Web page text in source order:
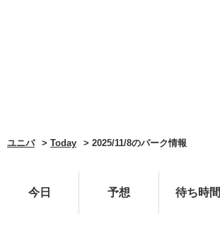
ユニバ Today 2025/11/8のパーク情報
今日 予想 待ち時間